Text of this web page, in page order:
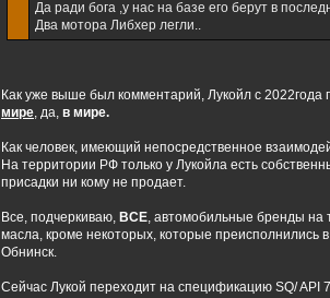
Да ради бога ,у нас на базе его берут в
Два мотора Либхер легли..
Как уже выше был комментарий, Лукойл с
мире, да, в мире.
Как человек, имеющий непосредственное
На территории РФ только у Лукойла есть
присадки ни кому не продает.
Все, подчеркиваю, ВСЕ, автомобильные бренды на
масла, кроме некоторых, которые преисполнились
Обнинск.
Сейчас Лукой переходит на спецификацию SQ/